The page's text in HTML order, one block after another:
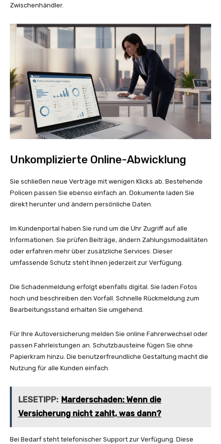
Zwischenhändler.
Unkomplizierte Online-Abwicklung
Sie schließen neue Verträge mit wenigen Klicks ab. Bestehende
Policen passen Sie ebenso einfach an. Dokumente laden Sie
direkt herunter und ändern persönliche Daten.
Im Kundenportal haben Sie rund um die Uhr Zugriff auf alle
Informationen. Sie prüfen Beiträge, ändern Zahlungsmodalitäten
oder erfahren mehr über zusätzliche Services. Dieser
umfassende Schutz steht Ihnen jederzeit zur Verfügung.
Die Schadenmeldung erfolgt ebenfalls digital. Sie laden Fotos
hoch und beschreiben den Vorfall. Schnelle Rückmeldung zum
Bearbeitungsstand erhalten Sie umgehend.
Für Ihre Autoversicherung melden Sie online Fahrerwechsel oder
passen Fahrleistungen an. Schutzbausteine fügen Sie ohne
Papierkram hinzu. Die benutzerfreundliche Gestaltung macht die
Nutzung für alle Kunden einfach.
LESETIPP: Marderschaden: Wenn die
Versicherung nicht zahlt, was dann?
Bei Bedarf steht telefonischer Support zur Verfügung. Diese